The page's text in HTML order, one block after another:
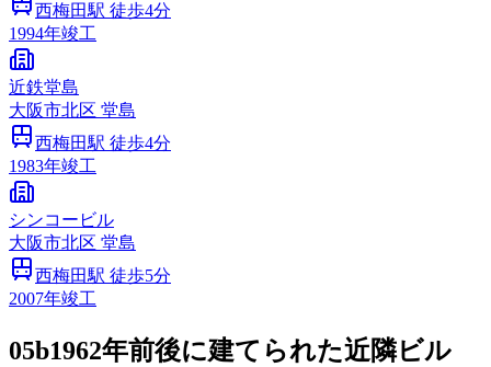
西梅田駅 徒歩4分
1994年竣工
近鉄堂島
大阪市北区 堂島
西梅田駅 徒歩4分
1983年竣工
シンコービル
大阪市北区 堂島
西梅田駅 徒歩5分
2007年竣工
05b1962年前後に建てられた近隣ビル